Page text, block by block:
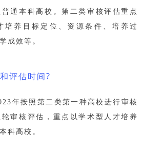
通本科高校。第二类审核评估重点
培养目标定位、资源条件、培养过
成效等。
评估时间?
年按照第二类第一种高校进行审核
审核评估，重点以学术型人才培养
科高校。